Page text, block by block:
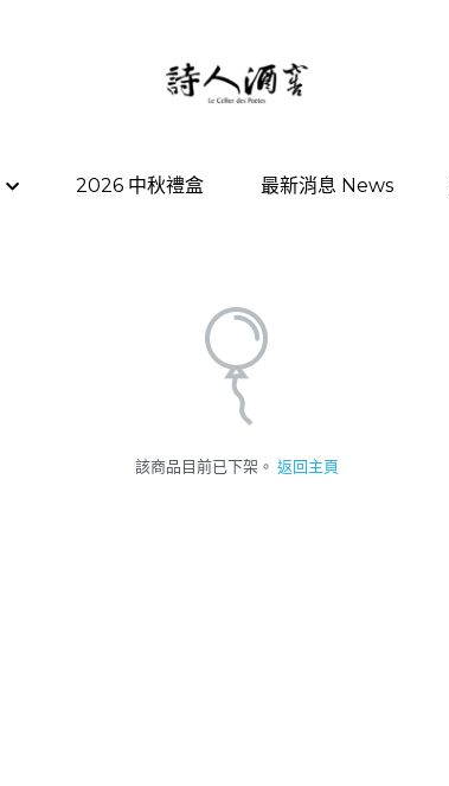
2026 中秋禮盒 最新消息 News
2026 中秋禮盒 最新消息 News
該商品目前已下架。 返回主頁